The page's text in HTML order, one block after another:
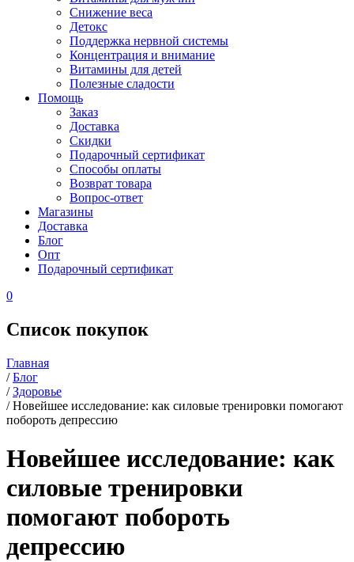
Снижение веса
Детокс
Поддержка нервной системы
Концентрация и внимание
Витамины для детей
Полезные сладости
Помощь
Заказ
Доставка
Скидки
Подарочный сертификат
Способы оплаты
Возврат товара
Вопрос-ответ
Магазины
Доставка
Блог
Опт
Подарочный сертификат
0
Список покупок
Главная
/ Блог
/ Здоровье
/ Новейшее исследование: как силовые тренировки помогают
побороть депрессию
Новейшее исследование: как
силовые тренировки
помогают побороть
депрессию